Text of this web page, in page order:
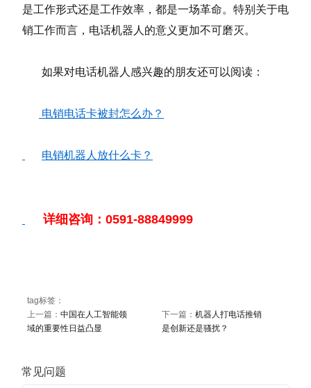
是工作形式还是工作效率，都是一场革命。特别关于电
销工作而言，电话机器人的意义更加不可磨灭。
如果对电话机器人感兴趣的朋友还可以阅读：
电销电话卡被封怎么办？
电销机器人放什么卡？
详细咨询：0591-88849999
tag标签：
上一篇： 中国在人工智能领
域的重要性日益凸显
下一篇： 机器人打电话推销
是创新还是骚扰？
常见问题